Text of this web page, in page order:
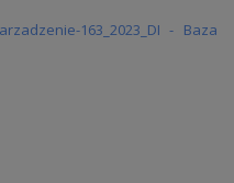
163_2023_DI - Baza